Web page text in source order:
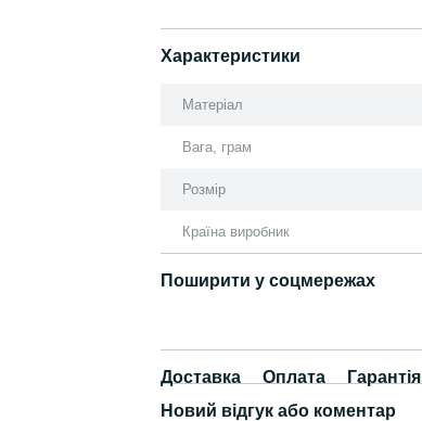
Характеристики
Матеріал
Вага, грам
Розмір
Країна виробник
Поширити у соцмережах
Доставка Оплата
Гарантія
Новий відгук або коментар